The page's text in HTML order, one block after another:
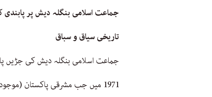
جماعت اسلامی بنگلہ دیش پر پابندی
تاریخی سیاق و سباق
جماعت اسلامی بنگلہ دیش کی جڑیں
1971 میں جب مشرقی پاکستان